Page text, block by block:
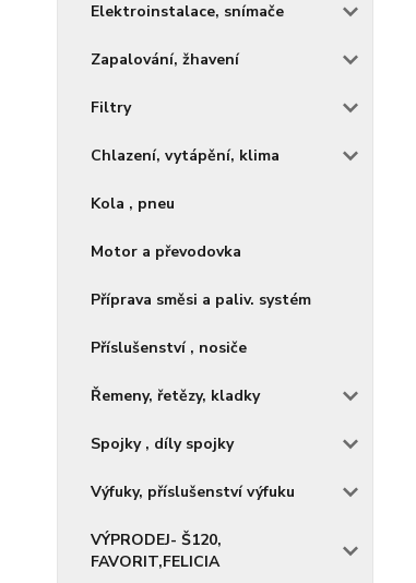
Elektroinstalace, snímače
Zapalování, žhavení
Filtry
Chlazení, vytápění, klima
Kola , pneu
Motor a převodovka
Příprava směsi a paliv. systém
Příslušenství , nosiče
Řemeny, řetězy, kladky
Spojky , díly spojky
Výfuky, příslušenství výfuku
VÝPRODEJ- Š120,
FAVORIT,FELICIA